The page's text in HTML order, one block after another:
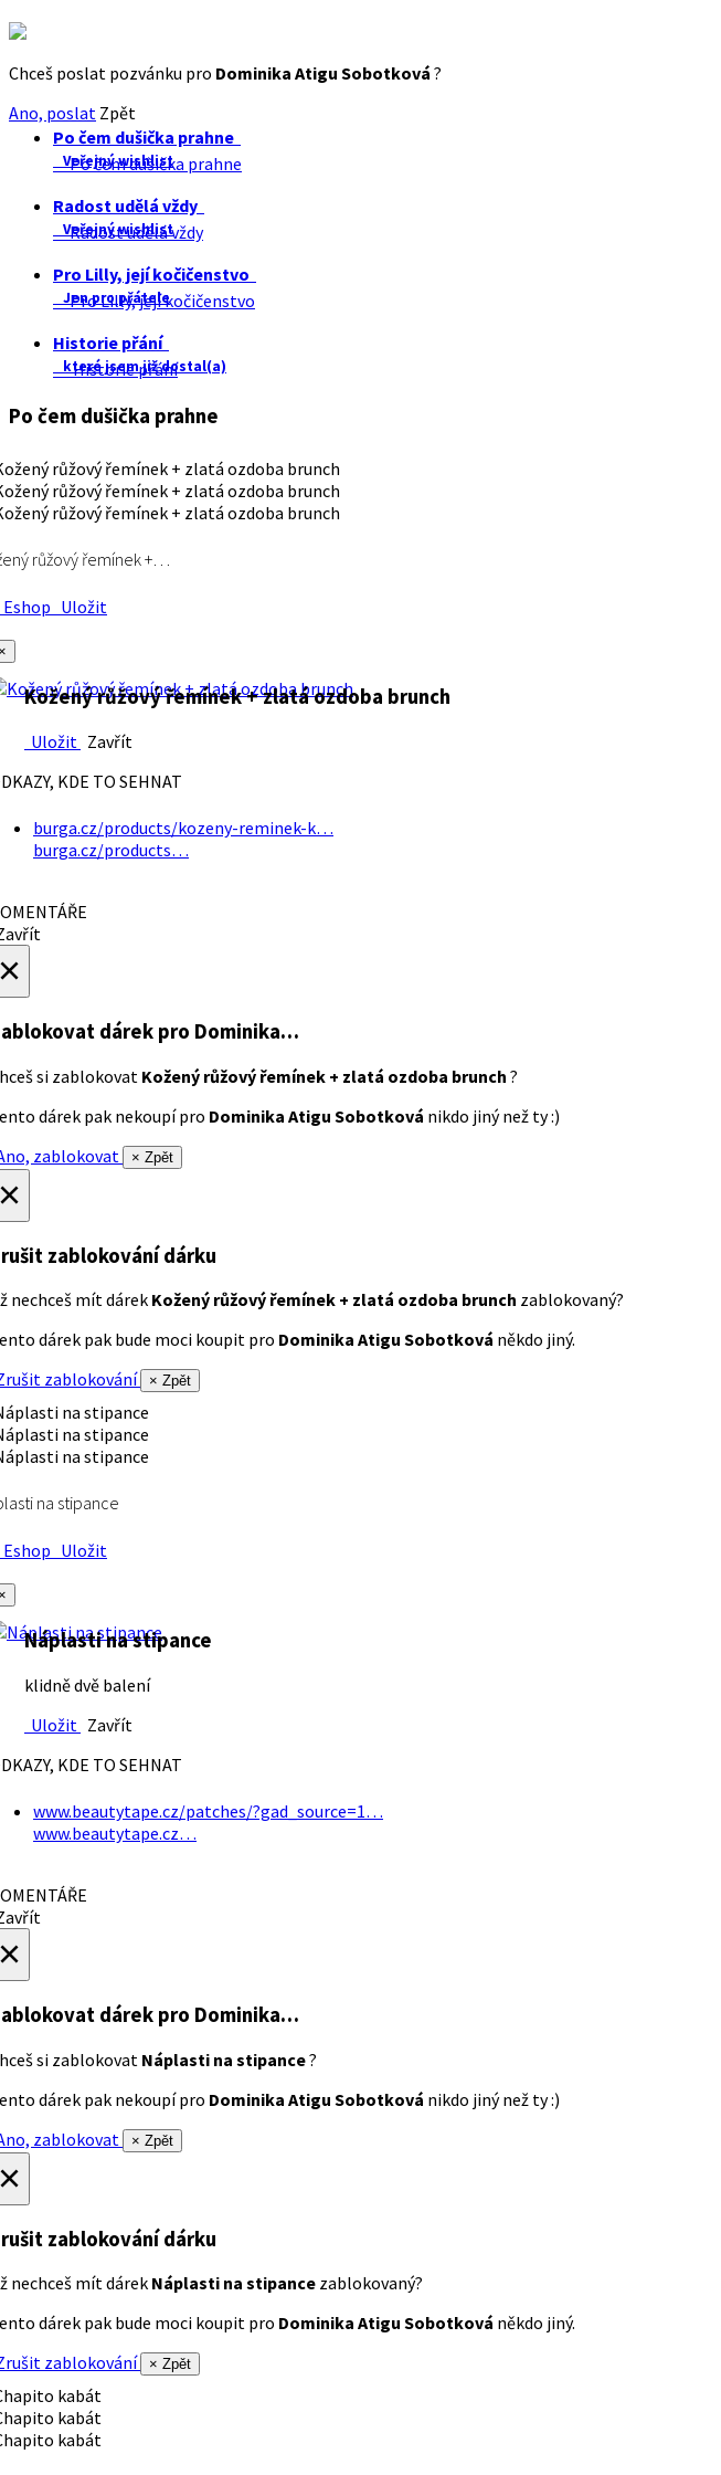
Chceš poslat pozvánku pro Dominika Atigu Sobotková ?
Ano, poslat Zpět
Po čem dušička prahne
Veřejný wishlist
Po čem dušička prahne
Radost udělá vždy
Veřejný wishlist
Radost udělá vždy
Pro Lilly, její kočičenstvo
Jen pro přátele
Pro Lilly, její kočičenstvo
Historie přání
které jsem již dostal(a)
Historie přání
Po čem dušička prahne
růžový řemínek +…
Uložit
Kožený růžový řemínek + zlatá ozdoba brunch
Uložit Zavřít
KDE TO SEHNAT
burga.cz/products/kozeny-reminek-k…
burga.cz/products…
dárek pro Dominika…
si zablokovat Kožený růžový řemínek + zlatá ozdoba brunch ?
dárek pak nekoupí pro Dominika Atigu Sobotková nikdo jiný než ty :)
zablokovat
× Zpět
zablokování dárku
nechceš mít dárek Kožený růžový řemínek + zlatá ozdoba brunch zablokovaný?
dárek pak bude moci koupit pro Dominika Atigu Sobotková někdo jiný.
zablokování
× Zpět
na stipance
Uložit
Náplasti na stipance
klidně dvě balení
Uložit Zavřít
KDE TO SEHNAT
www.beautytape.cz/patches/?gad_source=1…
www.beautytape.cz…
dárek pro Dominika…
si zablokovat Náplasti na stipance?
dárek pak nekoupí pro Dominika Atigu Sobotková nikdo jiný než ty :)
zablokovat
× Zpět
zablokování dárku
nechceš mít dárek Náplasti na stipance zablokovaný?
dárek pak bude moci koupit pro Dominika Atigu Sobotková někdo jiný.
zablokování
× Zpět